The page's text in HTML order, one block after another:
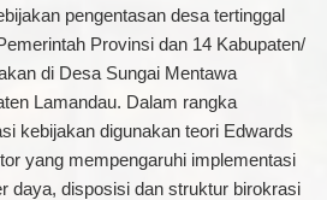
pengentasan desa tertinggal
Provinsi dan 14 Kabupaten/
di Desa Sungai Mentawa
Lamandau. Dalam rangka
kebijakan digunakan teori Edwards
yang mempengaruhi implementasi
daya, disposisi dan struktur birokrasi